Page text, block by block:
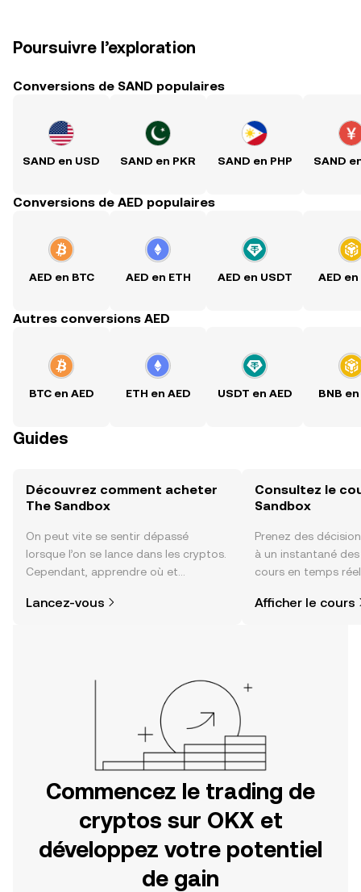
Poursuivre l’exploration
Conversions de SAND populaires
SAND en USD SAND en PKR SAND en PHP SAND
Conversions de AED populaires
AED en BTC AED en ETH AED en USDT AED en
Autres conversions AED
BTC en AED ETH en AED USDT en AED BNB en
Guides
Découvrez comment acheter
The Sandbox
On peut vite se sentir dépassé
lorsque l’on se lance dans les cryptos.
Cependant, apprendre où et
plus simple que vous ne l’imaginez.
Lancez-vous
Consultez le
Sandbox
Prenez des
à un instantané
cours en temps
actualités et bien
Afficher le cours
Commencez le trading de
cryptos sur OKX et
développez votre potentiel
de gain